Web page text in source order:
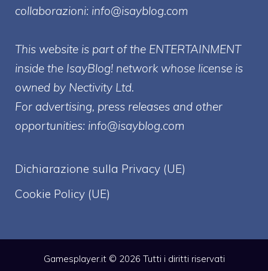
collaborazioni: info@isayblog.com
This website is part of the ENTERTAINMENT
inside the IsayBlog! network whose license is
owned by Nectivity Ltd.
For advertising, press releases and other
opportunities: info@isayblog.com
Dichiarazione sulla Privacy (UE)
Cookie Policy (UE)
Gamesplayer.it © 2026 Tutti i diritti riservati